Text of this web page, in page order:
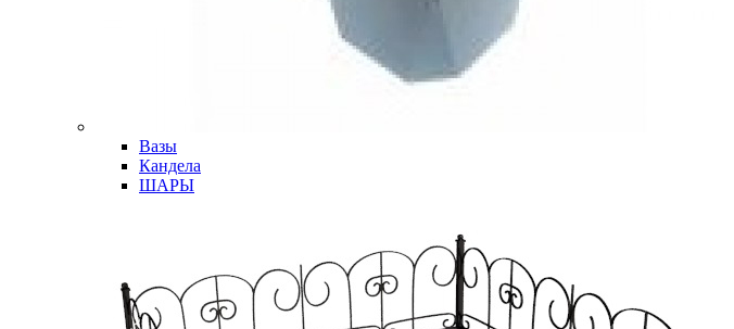
Вазы
Кандела
ШАРЫ